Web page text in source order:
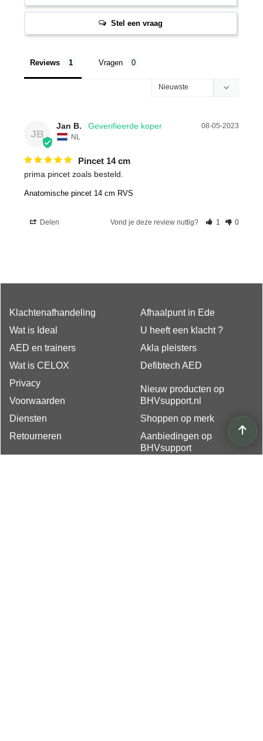
Stel een vraag
Reviews Vragen
JB
08-05-2023
Jan B.
NL
Pincet 14 cm
prima pincet zoals besteld.
Anatomische pincet 14 cm RVS
Delen Vond je deze review nuttig? 1 0
Klachtenafhandeling
Wat is Ideal
AED en trainers
Wat is CELOX
Privacy
Voorwaarden
Diensten
Retourneren
Afhaalpunt in Ede
U heeft een klacht ?
Akla pleisters
Defibtech AED
Nieuw producten op
BHVsupport.nl
Shoppen op merk
Aanbiedingen op
BHVsupport